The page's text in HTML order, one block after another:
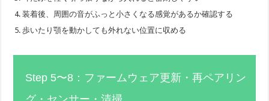
装着後、周囲の音がふっと小さくなる感覚があるか確認する
歩いたり顎を動かしても外れない位置に収める
Step 5〜8：ファームウェア更新・再ペアリン